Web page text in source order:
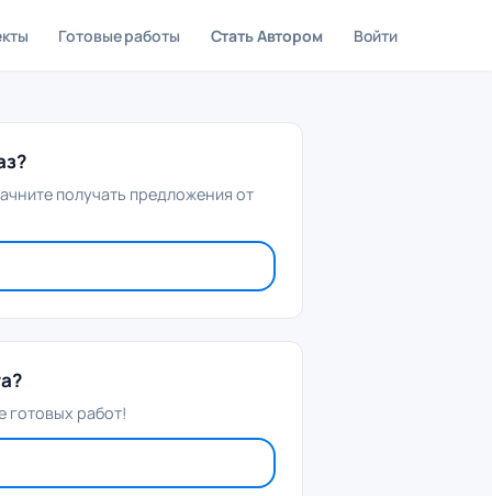
Готовые работы Стать Автором Войти
получать предложения от
готовых работ!